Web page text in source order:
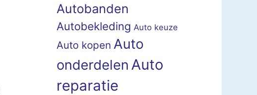
Autobanden
Autobekleding Auto keuze
Auto kopen Auto
onderdelen Auto
reparatie